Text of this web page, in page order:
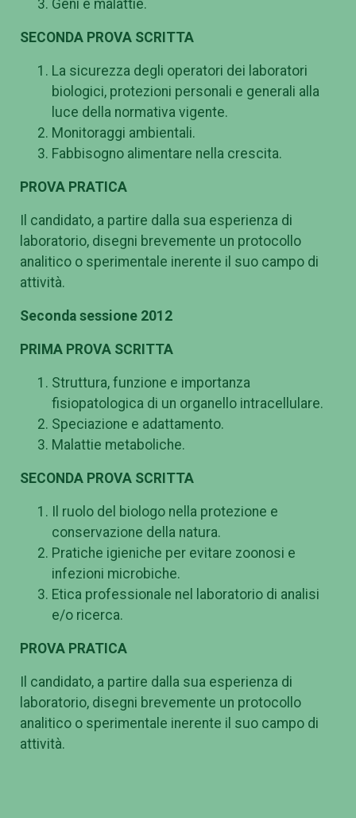
Geni e malattie.
SECONDA PROVA SCRITTA
La sicurezza degli operatori dei laboratori
biologici, protezioni personali e generali alla
luce della normativa vigente.
Monitoraggi ambientali.
Fabbisogno alimentare nella crescita.
PROVA PRATICA
Il candidato, a partire dalla sua esperienza di
laboratorio, disegni brevemente un protocollo
analitico o sperimentale inerente il suo campo di
attività.
Seconda sessione 2012
PRIMA PROVA SCRITTA
Struttura, funzione e importanza
fisiopatologica di un organello intracellulare.
Speciazione e adattamento.
Malattie metaboliche.
SECONDA PROVA SCRITTA
Il ruolo del biologo nella protezione e
conservazione della natura.
Pratiche igieniche per evitare zoonosi e
infezioni microbiche.
Etica professionale nel laboratorio di analisi
e/o ricerca.
PROVA PRATICA
Il candidato, a partire dalla sua esperienza di
laboratorio, disegni brevemente un protocollo
analitico o sperimentale inerente il suo campo di
attività.